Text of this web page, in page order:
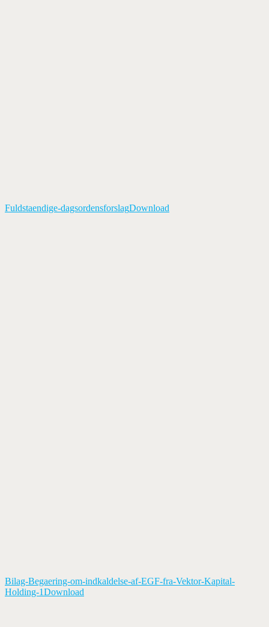
Fuldstaendige-dagsordensforslagDownload
Bilag-Begaering-om-indkaldelse-af-EGF-fra-Vektor-Kapital-
Holding-1Download